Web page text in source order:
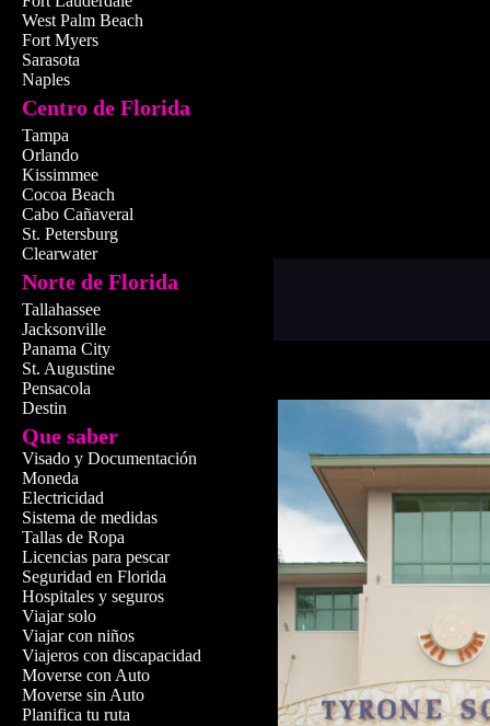
West Palm Beach
Fort Myers
Sarasota
Naples
Centro de Florida
Tampa
Orlando
Kissimmee
Cocoa Beach
Cabo Cañaveral
St. Petersburg
Clearwater
Norte de Florida
Tallahassee
Jacksonville
Panama City
St. Augustine
Pensacola
Destin
Que saber
Visado y Documentación
Moneda
Electricidad
Sistema de medidas
Tallas de Ropa
Licencias para pescar
Seguridad en Florida
Hospitales y seguros
Viajar solo
Viajar con niños
Viajeros con discapacidad
Moverse con Auto
Moverse sin Auto
Planifica tu ruta